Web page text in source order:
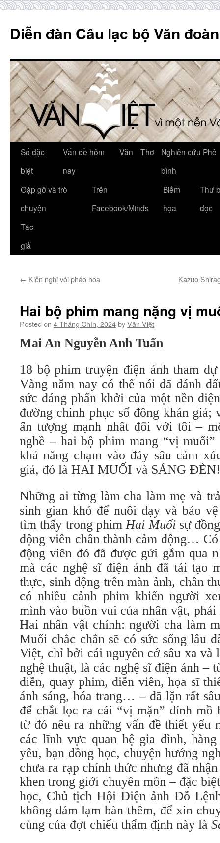
content
Diễn đàn Câu lạc bộ Văn
Số đặc
biệt
Vấn đề hôm
nay
Văn Thơ
Nghiên cứu Phê
bình
Gặp gỡ và trò
chuyện
Trên
Facebook/Minds
Biếm
họa
Thư
đọc
Tác
giả
← Kiến nghị với pháo hoa Kazuo
Hai bộ phim mang nặng vị
Posted on 4 Tháng Chín, 2024byVăn Việt
Mai An Nguyễn Anh Tuấn
18 bộ phim truyện điện ảnh tham
Vàng năm nay có thể nói đã đánh
sức đáng phấn khởi của một nền
đường chinh phục số đông khán giả;
ấn tượng mạnh nhất đối với tôi –
nghề – hai bộ phim mang “vị
khả năng chạm vào đáy sâu cảm
giả, đó là HAI MUỐI và SÁNG ĐÈN!
Những ai từng làm cha làm mẹ và
sinh gian khó để nuôi dạy và bảo
tìm thấy trong phimHai Muốisự
động viên chân thành cảm động…
động viên đó đã được gửi gắm qua
mà các nghệ sĩ điện ảnh đã tái tạo
thực, sinh động trên màn ảnh, chân
có nhiều cảnh phim khiến người
mình vào buồn vui của nhân vật,
Hai nhân vật chính: người cha làm
Muối chắc chắn sẽ có sức sống lâu
Việt, chỉ bởi cái nguyên cớ sâu xa và
nghệ thuật, là các nghệ sĩ điện ảnh –
diễn, quay phim, diễn viên, họa sĩ
ánh sáng, hóa trang… – đã lặn rất
để chắt lọc ra cái “vị mặn” dính mồ
từ đó nêu ra những vấn đề thiết yếu
các lĩnh vực quan hệ gia đình,
yêu, bạn đồng học, chuyện hướng
chưa ra rạp chính thức nhưng đã
khen trong giới chuyên môn – đặc
học, Chủ tịch Hội Điện ảnh Đỗ
không dám lạm bàn thêm, để xin
cùng của đợt chiếu thẩm định này là